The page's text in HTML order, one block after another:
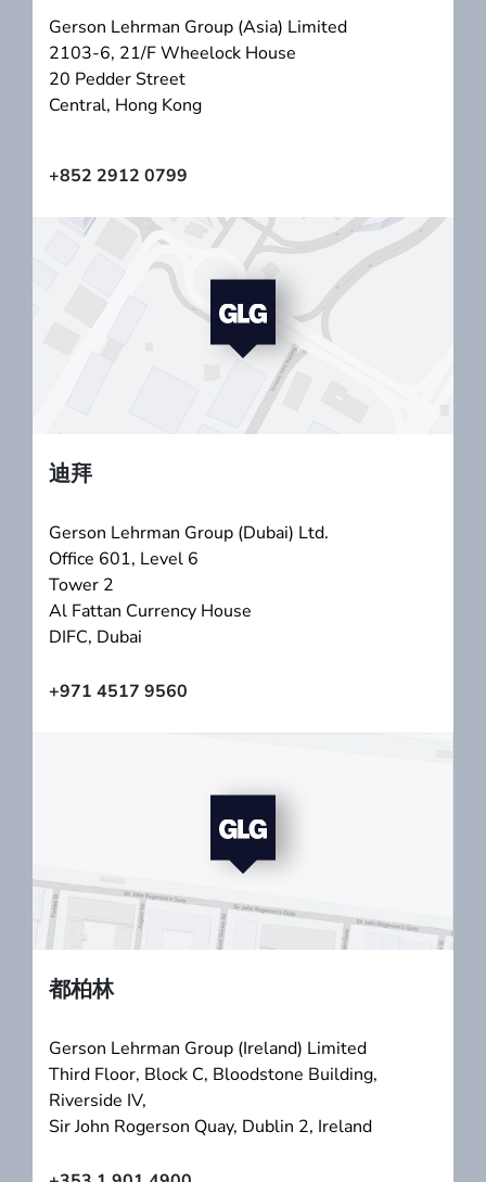
Gerson Lehrman Group (Asia) Limited
2103-6, 21/F Wheelock House
20 Pedder Street
Central, Hong Kong
+852 2912 0799
迪拜
Gerson Lehrman Group (Dubai) Ltd.
Office 601, Level 6
Tower 2
Al Fattan Currency House
DIFC, Dubai
+971 4517 9560
都柏林
Gerson Lehrman Group (Ireland) Limited
Third Floor, Block C, Bloodstone Building,
Riverside IV,
Sir John Rogerson Quay, Dublin 2, Ireland